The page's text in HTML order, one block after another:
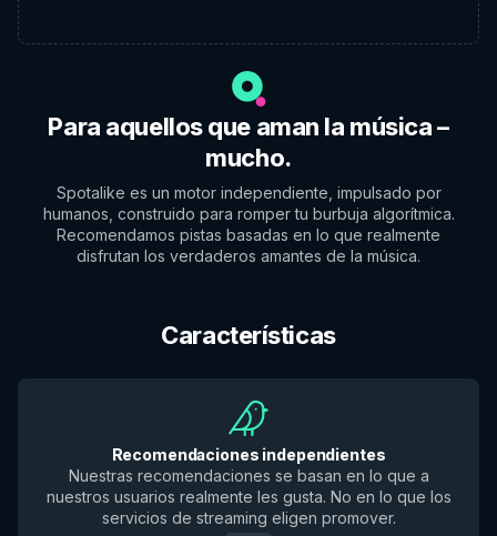
Para aquellos que aman la música –
mucho.
Spotalike es un motor independiente, impulsado por
humanos, construido para romper tu burbuja algorítmica.
Recomendamos pistas basadas en lo que realmente
disfrutan los verdaderos amantes de la música.
Características
Recomendaciones independientes
Nuestras recomendaciones se basan en lo que a
nuestros usuarios realmente les gusta. No en lo que los
servicios de streaming eligen promover.